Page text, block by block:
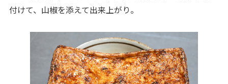
付けて、山椒を添えて出来上がり。